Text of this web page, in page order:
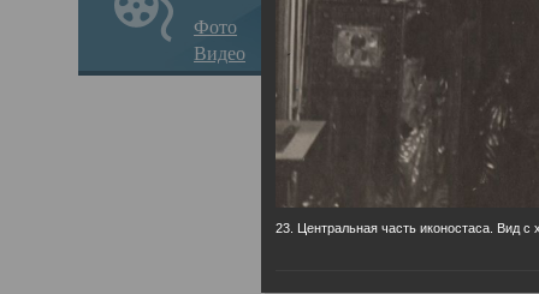
Фото
Видео
23. Центральная часть иконостаса. Вид с